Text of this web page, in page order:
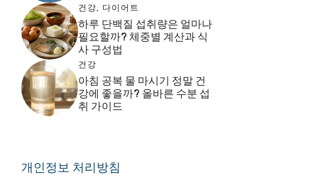
건강, 다이어트
하루 단백질 섭취량은 얼마나
필요할까? 체중별 계산과 식
사 구성법
건강
아침 공복 물 마시기 정말 건
강에 좋을까? 올바른 수분 섭
취 가이드
개인정보 처리방침